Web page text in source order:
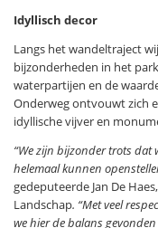
Idyllisch decor
Langs het wandeltraject
bijzonderheden in het
waterpartijen en de
Onderweg ontvouwt zich
idyllische vijver en
“We zijn bijzonder trots
helemaal kunnen
gedeputeerde Jan De
Landschap. “Met veel
we hier de balans